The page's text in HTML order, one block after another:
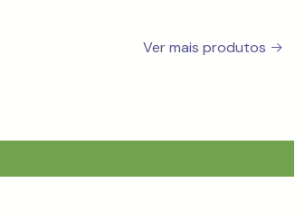
Ver mais produtos